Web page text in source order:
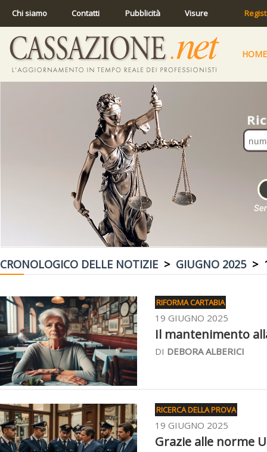
Chi siamo Contatti Pubblicità Visure
HOME
CRONOLOGICO DELLE NOTIZIE > GIUGNO 2025>
RIFORMA CARTABIA
19 GIUGNO 2025
Il mantenimento
DI DEBORA ALBERICI
RICERCA DELLA PROVA
19 GIUGNO 2025
Grazie alle norme